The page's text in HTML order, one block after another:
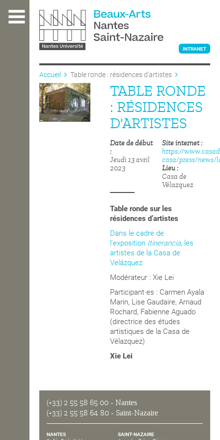
contenu
L'ÉCOLE
INTRANET
Accueil Table ronde : résidences d'artistes
TABLE RONDE
: RÉSIDENCES
D'ARTISTES
Date de début
Jeudi 13 avril
2023
Site internet
https://
casa/press/news/
Lieu
Casa de
Vélazquez
Table ronde sur les
résidences d’artistes
Dans le cadre de
l'exposition Itinerancia, les
artistes de la Casa de
Velázquez
Modérateur : Xie Lei
Participant·es : Carmen Ayala
Marin, Lise Gaudaire, Arnaud
Rochard, Fabienne Aguado
(directrice des études
artistiques de la Casa de
Vélazquez)
Xie Lei
(+33) 2 55 58 65 00 - Nantes
(+33) 2 55 58 64 80 - Saint-Nazaire
NANTES
SAINT-NAZAIRE